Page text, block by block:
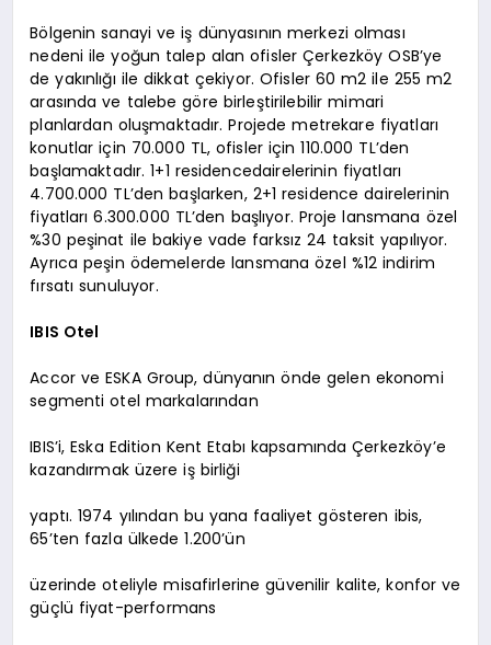
Bölgenin sanayi ve iş dünyasının merkezi olması
nedeni ile yoğun talep alan ofisler Çerkezköy OSB’ye
de yakınlığı ile dikkat çekiyor. Ofisler 60 m2 ile 255 m2
arasında ve talebe göre birleştirilebilir mimari
planlardan oluşmaktadır. Projede metrekare fiyatları
konutlar için 70.000 TL, ofisler için 110.000 TL’den
başlamaktadır. 1+1 residencedairelerinin fiyatları
4.700.000 TL’den başlarken, 2+1 residence dairelerinin
fiyatları 6.300.000 TL’den başlıyor. Proje lansmana özel
%30 peşinat ile bakiye vade farksız 24 taksit yapılıyor.
Ayrıca peşin ödemelerde lansmana özel %12 indirim
fırsatı sunuluyor.
IBIS Otel
Accor ve ESKA Group, dünyanın önde gelen ekonomi
segmenti otel markalarından
IBIS’i, Eska Edition Kent Etabı kapsamında Çerkezköy’e
kazandırmak üzere iş birliği
yaptı. 1974 yılından bu yana faaliyet gösteren ibis,
65’ten fazla ülkede 1.200’ün
üzerinde oteliyle misafirlerine güvenilir kalite, konfor ve
güçlü fiyat-performans